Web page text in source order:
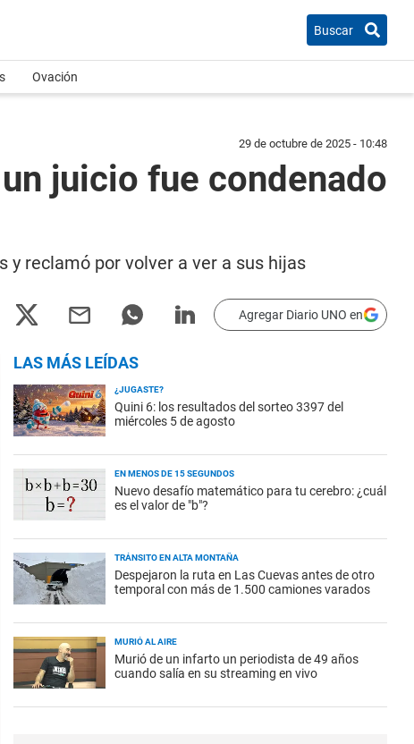
Buscar
Ovación
29 de octubre de 2025 - 10:48
juicio fue condenado
y reclamó por volver a ver a sus hijas
Agregar Diario UNO en
LAS MÁS LEÍDAS
¿JUGASTE?
Quini 6: los resultados del sorteo 3397 del
miércoles 5 de agosto
EN MENOS DE 15 SEGUNDOS
Nuevo desafío matemático para tu cerebro: ¿cuál
es el valor de "b"?
TRÁNSITO EN ALTA MONTAÑA
Despejaron la ruta en Las Cuevas antes de otro
temporal con más de 1.500 camiones varados
MURIÓ AL AIRE
Murió de un infarto un periodista de 49 años
cuando salía en su streaming en vivo